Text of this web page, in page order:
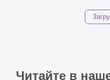
устаревший сайт с
который не отражал ни
Читайте в